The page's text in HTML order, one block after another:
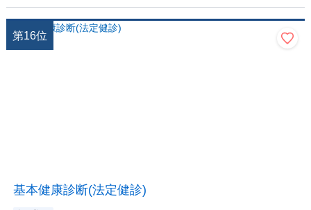
第16位
基本健康診断(法定健診)